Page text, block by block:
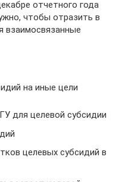
отчетного года
чтобы отразить в
взаимосвязанные
на иные цели
для целевой субсидии
целевых субсидий в